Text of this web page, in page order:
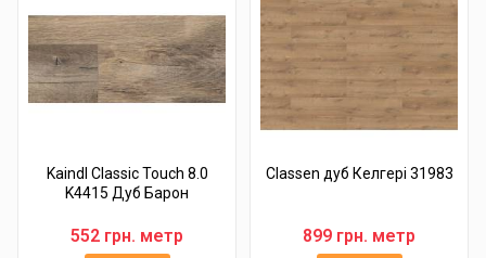
Kaindl Classic Touch 8.0
K4415 Дуб Барон
552 грн. метр
Classen дуб Келгері 31983
899 грн. метр